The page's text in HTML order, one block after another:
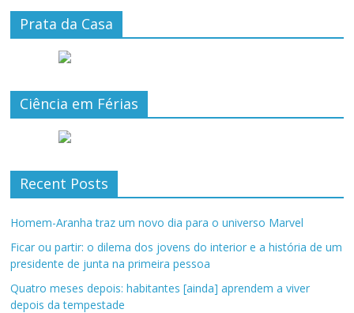
Prata da Casa
Ciência em Férias
Recent Posts
Homem-Aranha traz um novo dia para o universo Marvel
Ficar ou partir: o dilema dos jovens do interior e a história de um
presidente de junta na primeira pessoa
Quatro meses depois: habitantes [ainda] aprendem a viver
depois da tempestade